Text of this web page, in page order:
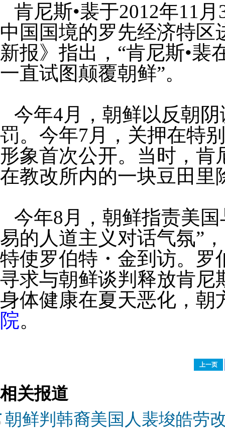
肯尼斯•裴于2012年11
中国国境的罗先经济特
新报》指出，“肯尼斯•裴
一直试图颠覆朝鲜”。
今年4月，朝鲜以反朝
罚。今年7月，关押在特
形象首次公开。当时，肯
在教改所内的一块豆田里
今年8月，朝鲜指责美
易的人道主义对话气氛”
特使罗伯特・金到访。罗
寻求与朝鲜谈判释放肯尼
身体健康在夏天恶化，朝
院。
上一页
相关报道
朝鲜判韩裔美国人裴埈皓劳